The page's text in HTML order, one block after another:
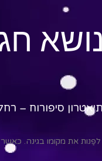
סיפורוח –
את מקומו בגינה.